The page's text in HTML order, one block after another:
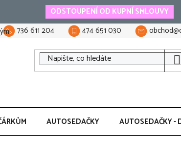
ODSTOUPENÍ OD KUPNÍ SMLOUVY
736 611 204 474 651 030
AUTOSEDAČKY AUTOSEDAČKY -